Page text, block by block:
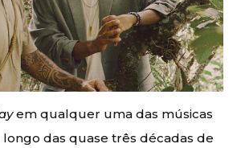
em qualquer uma das músicas
longo das quase três décadas de